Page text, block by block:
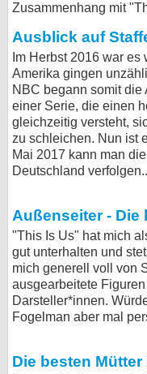
Zusammenhang mit
Ausblick auf
Im Herbst 2016 war
Amerika gingen
NBC begann somit die
einer Serie, die einen
gleichzeitig versteht,
zu schleichen. Nun ist
Mai 2017 kann man
Deutschland
Außenseiter - Die
"This Is Us" hat mich
gut unterhalten und
mich generell voll von
ausgearbeitete
Darsteller*innen.
Fogelman aber mal
Die besten Mütter